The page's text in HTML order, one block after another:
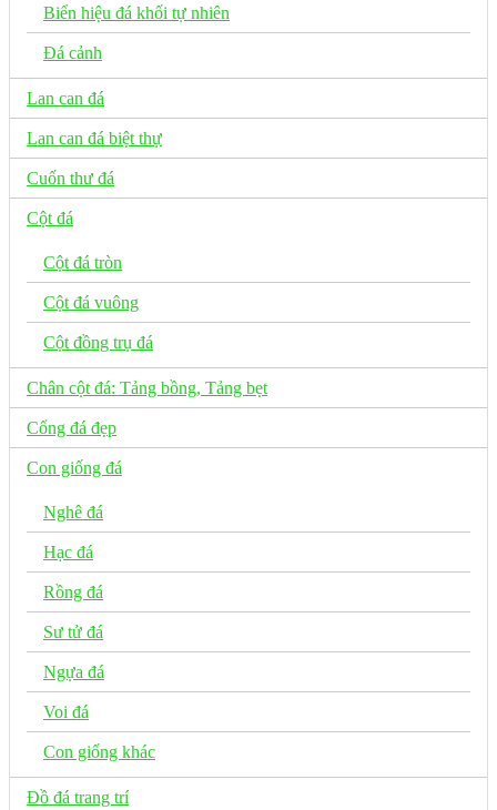
Biển hiệu đá khối tự nhiên
Đá cảnh
Lan can đá
Lan can đá biệt thự
Cuốn thư đá
Cột đá
Cột đá tròn
Cột đá vuông
Cột đồng trụ đá
Chân cột đá: Tảng bồng, Tảng bẹt
Cổng đá đẹp
Con giống đá
Nghê đá
Hạc đá
Rồng đá
Sư tử đá
Ngựa đá
Voi đá
Con giống khác
Đồ đá trang trí